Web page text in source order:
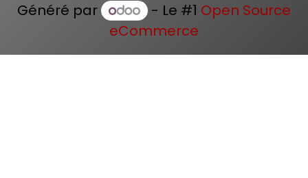
Généré par - Le #1 Open Source
eCommerce